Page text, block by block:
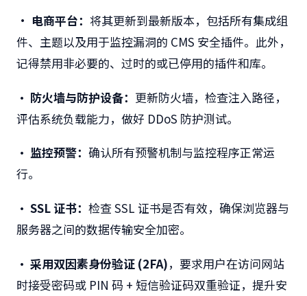
• 电商平台： 将其更新到最新版本，包括所有集成组
件、主题以及用于监控漏洞的 CMS 安全插件。此外，
记得禁用非必要的、过时的或已停用的插件和库。
• 防火墙与防护设备： 更新防火墙，检查注入路径，
评估系统负载能力，做好 DDoS 防护测试。
• 监控预警： 确认所有预警机制与监控程序正常运
行。
• SSL 证书： 检查 SSL 证书是否有效，确保浏览器与
服务器之间的数据传输安全加密。
• 采用双因素身份验证 (2FA)，要求用户在访问网站
时接受密码或 PIN 码 + 短信验证码双重验证，提升安